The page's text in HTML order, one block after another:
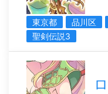
東京都 品川区
聖剣伝説3